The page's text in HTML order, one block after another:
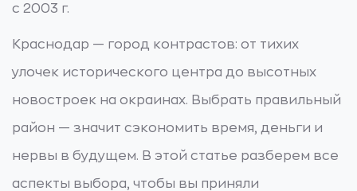
с 2003 г.
Краснодар — город контрастов: от тихих
улочек исторического центра до высотных
новостроек на окраинах. Выбрать правильный
район — значит сэкономить время, деньги и
нервы в будущем. В этой статье разберем все
аспекты выбора, чтобы вы приняли